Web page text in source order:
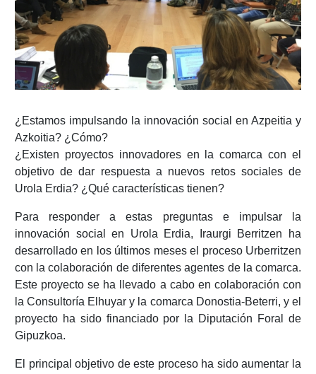
¿Estamos impulsando la innovación social en Azpeitia y
Azkoitia? ¿Cómo?
¿Existen proyectos innovadores en la comarca con el
objetivo de dar respuesta a nuevos retos sociales de
Urola Erdia? ¿Qué características tienen?
Para responder a estas preguntas e impulsar la
innovación social en Urola Erdia, Iraurgi Berritzen ha
desarrollado en los últimos meses el proceso Urberritzen
con la colaboración de diferentes agentes de la comarca.
Este proyecto se ha llevado a cabo en colaboración con
la Consultoría Elhuyar y la comarca Donostia-Beterri, y el
proyecto ha sido financiado por la Diputación Foral de
Gipuzkoa.
El principal objetivo de este proceso ha sido aumentar la